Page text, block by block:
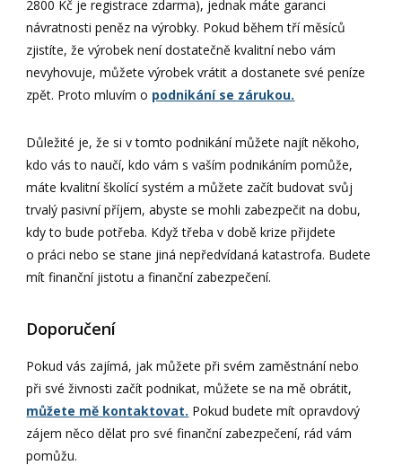
2800 Kč je registrace zdarma), jednak máte garanci
návratnosti peněz na výrobky. Pokud během tří měsíců
zjistíte, že výrobek není dostatečně kvalitní nebo vám
nevyhovuje, můžete výrobek vrátit a dostanete své peníze
zpět. Proto mluvím o podnikání se zárukou.
Důležité je, že si v tomto podnikání můžete najít někoho,
kdo vás to naučí, kdo vám s vaším podnikáním pomůže,
máte kvalitní školící systém a můžete začít budovat svůj
trvalý pasivní příjem, abyste se mohli zabezpečit na dobu,
kdy to bude potřeba. Když třeba v době krize přijdete
o práci nebo se stane jiná nepředvídaná katastrofa. Budete
mít finanční jistotu a finanční zabezpečení.
Doporučení
Pokud vás zajímá, jak můžete při svém zaměstnání nebo
při své živnosti začít podnikat, můžete se na mě obrátit,
můžete mě kontaktovat. Pokud budete mít opravdový
zájem něco dělat pro své finanční zabezpečení, rád vám
pomůžu.